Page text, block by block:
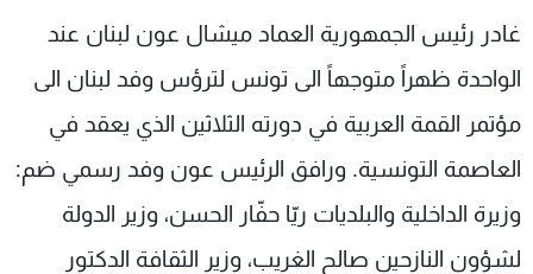
غادر رئيس الجمهورية العماد ميشال عون لبنان عند
الواحدة ظهراً متوجهاً الى تونس لترؤس وفد لبنان الى
مؤتمر القمة العربية في دورته الثلاثين الذي يعقد في
العاصمة التونسية. ورافق الرئيس عون وفد رسمي ضم:
وزيرة الداخلية والبلديات ريّا حفّار الحسن، وزير الدولة
لشؤون النازحين صالح الغريب، وزير الثقافة الدكتور
شاهد البرامج
عن MTV
الإنـتـاج
وظائف
تواصل معنا
شروط الإسـتخدام
سياسة الخصوصية